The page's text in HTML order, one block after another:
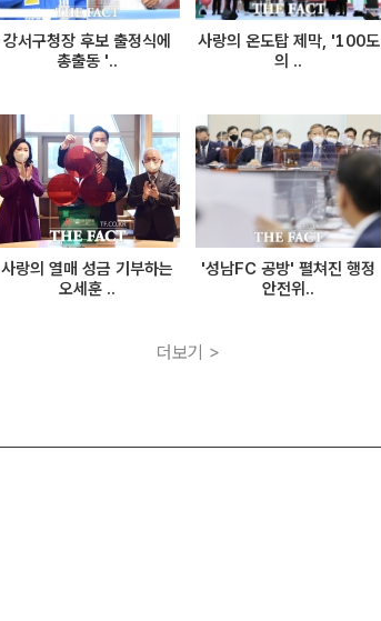
강서구청장 후보 출정식에
총출동 '..
사랑의 온도탑 제막, '100도
의 ..
사랑의 열매 성금 기부하는
오세훈 ..
'성남FC 공방' 펼쳐진 행정
안전위..
더보기 >